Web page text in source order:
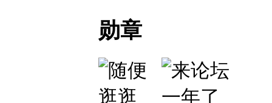
勋章